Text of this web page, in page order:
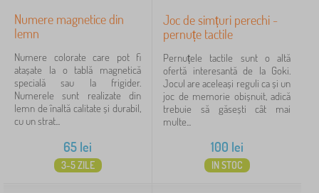
Numere magnetice din
lemn
Numere colorate care pot fi
atașate la o tablă magnetică
specială sau la frigider.
Numerele sunt realizate din
lemn de înaltă calitate și durabil,
cu un strat...
65 lei
3-5 ZILE
Joc de simțuri perechi -
pernuțe tactile
Pernuțele tactile sunt o altă
ofertă interesantă de la Goki.
Jocul are aceleași reguli ca și un
joc de memorie obișnuit, adică
trebuie să găsești cât mai
multe...
100 lei
IN STOC